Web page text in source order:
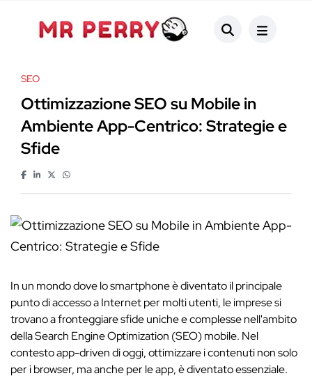
SEO
Ottimizzazione SEO su Mobile in
Ambiente App-Centrico: Strategie e
Sfide
In un mondo dove lo smartphone è diventato il principale
punto di accesso a Internet per molti utenti, le imprese si
trovano a fronteggiare sfide uniche e complesse nell'ambito
della Search Engine Optimization (SEO) mobile. Nel
contesto app-driven di oggi, ottimizzare i contenuti non solo
per i browser, ma anche per le app, è diventato essenziale.